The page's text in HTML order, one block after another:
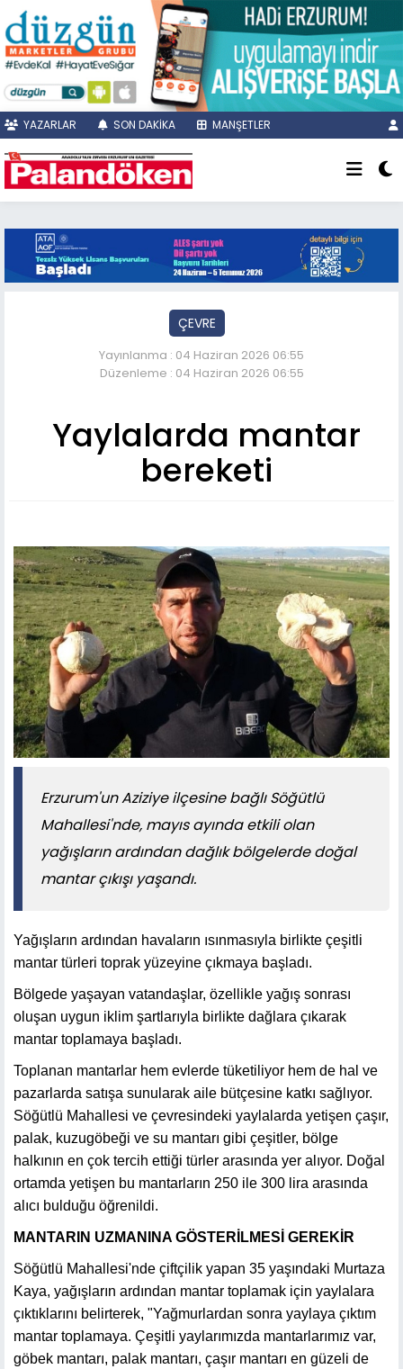
YAZARLAR SON DAKİKA MANŞETLER
ÇEVRE
Yayınlanma : 04 Haziran 2026 06:55
Düzenleme : 04 Haziran 2026 06:55
Yaylalarda mantar
bereketi
Erzurum'un Aziziye ilçesine bağlı Söğütlü
Mahallesi'nde, mayıs ayında etkili olan
yağışların ardından dağlık bölgelerde doğal
mantar çıkışı yaşandı.
Yağışların ardından havaların ısınmasıyla birlikte çeşitli
mantar türleri toprak yüzeyine çıkmaya başladı.
Bölgede yaşayan vatandaşlar, özellikle yağış sonrası
oluşan uygun iklim şartlarıyla birlikte dağlara çıkarak
mantar toplamaya başladı.
Toplanan mantarlar hem evlerde tüketiliyor hem de hal ve
pazarlarda satışa sunularak aile bütçesine katkı sağlıyor.
Söğütlü Mahallesi ve çevresindeki yaylalarda yetişen çaşır,
palak, kuzugöbeği ve su mantarı gibi çeşitler, bölge
halkının en çok tercih ettiği türler arasında yer alıyor. Doğal
ortamda yetişen bu mantarların 250 ile 300 lira arasında
alıcı bulduğu öğrenildi.
MANTARIN UZMANINA GÖSTERİLMESİ GEREKİR
Söğütlü Mahallesi'nde çiftçilik yapan 35 yaşındaki Murtaza
Kaya, yağışların ardından mantar toplamak için yaylalara
çıktıklarını belirterek, "Yağmurlardan sonra yaylaya çıktım
mantar toplamaya. Çeşitli yaylarımızda mantarlarımız var,
göbek mantarı, palak mantarı, çaşır mantarı en güzeli de